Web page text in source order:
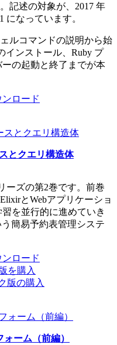
記述の対象が、2017 年
になっています。
ルコマンドの説明から始
インストール、Ruby プ
ーの起動と終了までが本
ロード
とクエリ構造体
ーズの第2巻です。前巻
とWebアプリケーショ
を並行的に進めていき
う簡易予約表管理システ
ロード
を購入
版の購入
ーム（前編）